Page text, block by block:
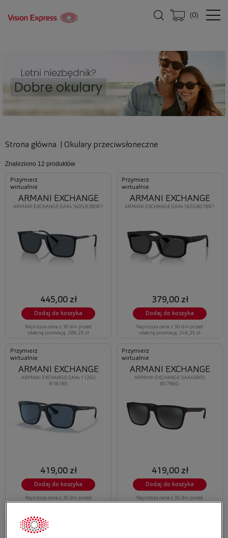
(0)
Strona główna Okulary przeciwsłoneczne
Znaleziono 12 produktów
Przymierz
wirtualnie
ARMANI EXCHANGE 0AX4160S 838087
ARMANI EXCHANGE
445,00 zł
Dodaj do koszyka
Najniższa cena z 30 dni przed
obecną promocją: 289,25 zł
Przymierz
wirtualnie
ARMANI EXCHANGE 0AX4165S 807887
ARMANI EXCHANGE
379,00 zł
Dodaj do koszyka
Najniższa cena z 30 dni przed
obecną promocją: 246,35 zł
Przymierz
wirtualnie
ARMANI EXCHANGE 0AX4112SU
818180
ARMANI EXCHANGE
419,00 zł
Dodaj do koszyka
Najniższa cena z 30 dni przed
obecną promocją: 263,97 zł
Przymierz
wirtualnie
ARMANI EXCHANGE 0AX4080S
80786G
ARMANI EXCHANGE
419,00 zł
Dodaj do koszyka
Najniższa cena z 30 dni przed
obecną promocją: 272,35 zł
Przymierz
wirtualnie